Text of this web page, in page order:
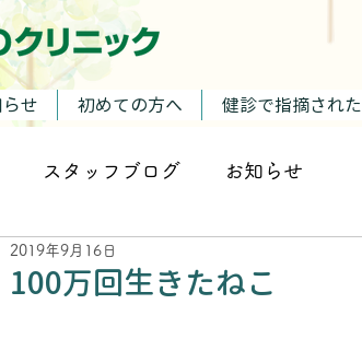
せ 初めての方へ 健診で指摘された
スタッフブログ お知らせ
100万回生きたねこ
2019年9月16日